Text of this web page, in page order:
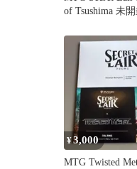
of Tsushima 未
¥3,000
MTG Twisted